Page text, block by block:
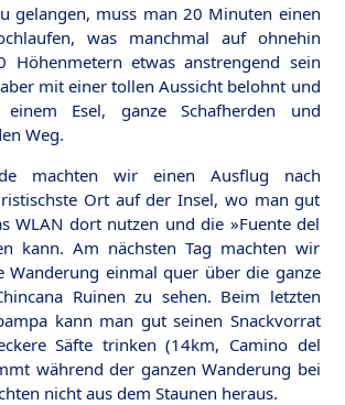
gelangen, muss man 20 Minuten einen
was manchmal auf ohnehin
Höhenmetern etwas anstrengend sein
mit einer tollen Aussicht belohnt und
Esel, ganze Schafherden und
Weg.
machten wir einen Ausflug nach
Ort auf der Insel, wo man gut
WLAN dort nutzen und die »Fuente del
kann. Am nächsten Tag machten wir
Wanderung einmal quer über die ganze
Ruinen zu sehen. Beim letzten
kann man gut seinen Snackvorrat
Säfte trinken (14km, Camino del
während der ganzen Wanderung bei
nicht aus dem Staunen heraus.